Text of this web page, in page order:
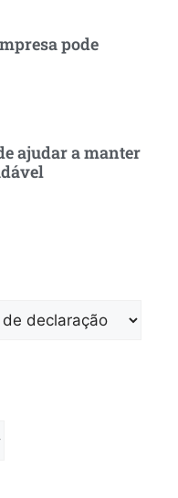
pode
ajudar a manter